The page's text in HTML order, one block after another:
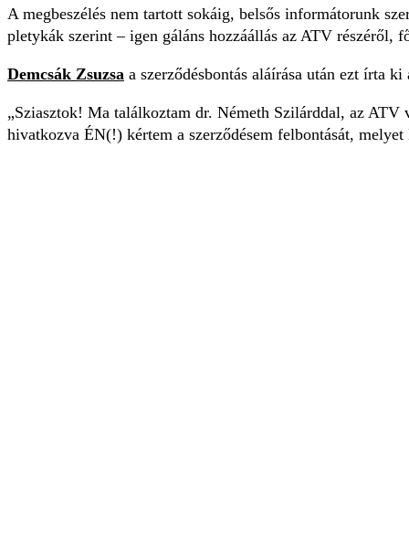
A megbeszélés nem tartott sokáig, belsős informátorunk
pletykák szerint – igen gáláns hozzáállás az ATV
Demcsák Zsuzsa a szerződésbontás aláírása után ezt írta
„Sziasztok! Ma találkoztam dr. Németh Szilárddal, az
hivatkozva ÉN(!) kértem a szerződésem felbontását,